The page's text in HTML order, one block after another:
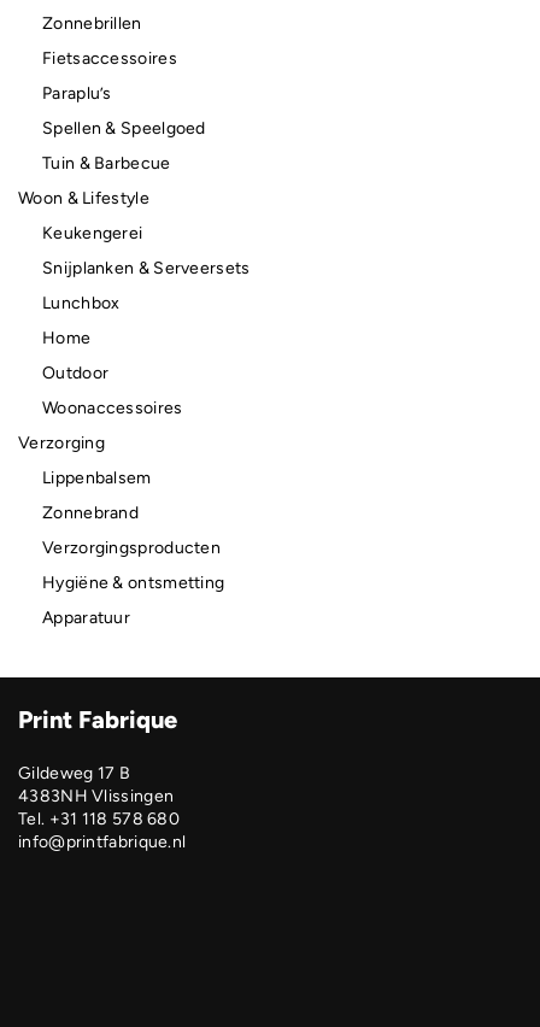
Zonnebrillen
Fietsaccessoires
Paraplu’s
Spellen & Speelgoed
Tuin & Barbecue
Woon & Lifestyle
Keukengerei
Snijplanken & Serveersets
Lunchbox
Home
Outdoor
Woonaccessoires
Verzorging
Lippenbalsem
Zonnebrand
Verzorgingsproducten
Hygiëne & ontsmetting
Apparatuur
Print Fabrique
Gildeweg 17 B
4383NH Vlissingen
Tel. +31 118 578 680
info@printfabrique.nl